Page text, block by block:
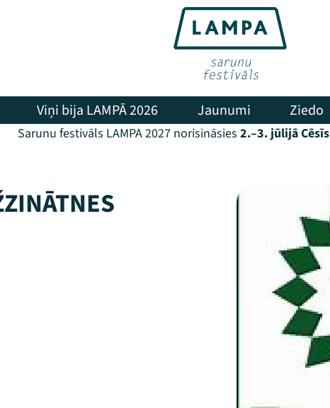
Viņi bija LAMPĀ 2026 Jaunumi Ziedo
Sarunu festivāls LAMPA 2027 norisināsies 2.–3. jūlijā Cēsīs